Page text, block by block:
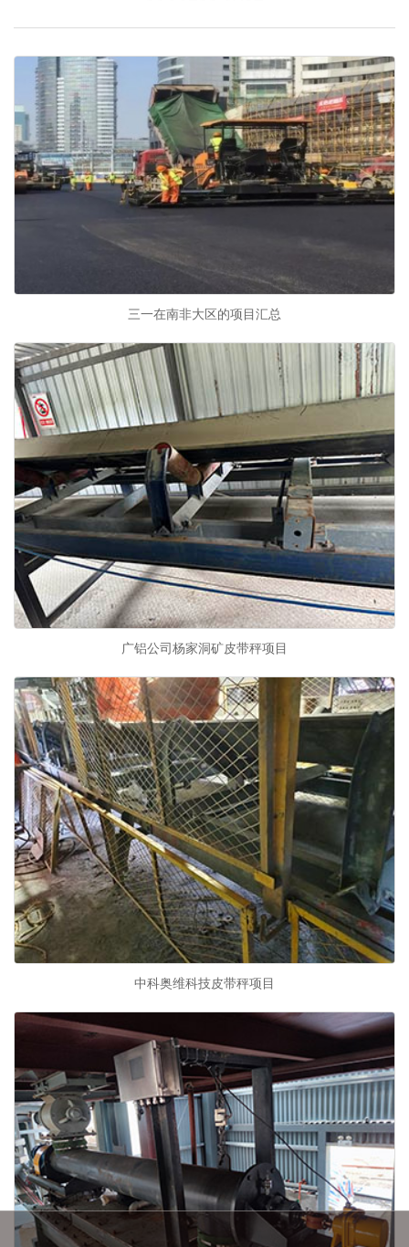
三一在南非大区的项目汇总
广铝公司杨家洞矿皮带秤项目
中科奥维科技皮带秤项目